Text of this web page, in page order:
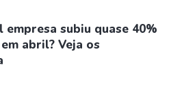
subiu quase 40%
abril? Veja os